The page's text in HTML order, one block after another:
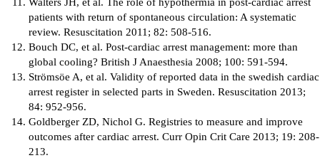
patients with return of spontaneous circulation: A systematic
review. Resuscitation 2011; 82: 508-516.
Bouch DC, et al. Post-cardiac arrest management: more than
global cooling? British J Anaesthesia 2008; 100: 591-594.
Strömsöe A, et al. Validity of reported data in the swedish cardiac
arrest register in selected parts in Sweden. Resuscitation 2013;
84: 952-956.
Goldberger ZD, Nichol G. Registries to measure and improve
outcomes after cardiac arrest. Curr Opin Crit Care 2013; 19: 208-
213.